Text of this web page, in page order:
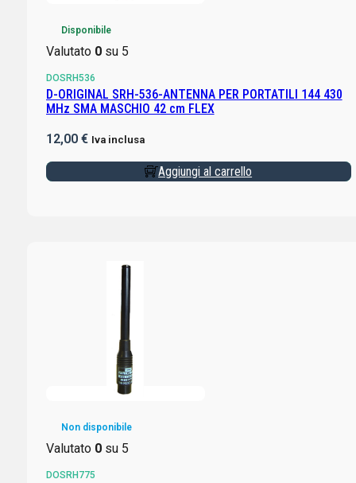
Disponibile
Valutato 0su 5
DOSRH536
D-ORIGINAL SRH-536-ANTENNA PER PORTATILI 144 430
MHz SMA MASCHIO 42 cm FLEX
12,00 € Iva inclusa
Aggiungi al carrello
Non disponibile
Valutato 0su 5
DOSRH775